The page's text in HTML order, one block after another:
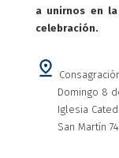
a unirnos en
celebración.
Domingo 8 de
Iglesia
San Martín